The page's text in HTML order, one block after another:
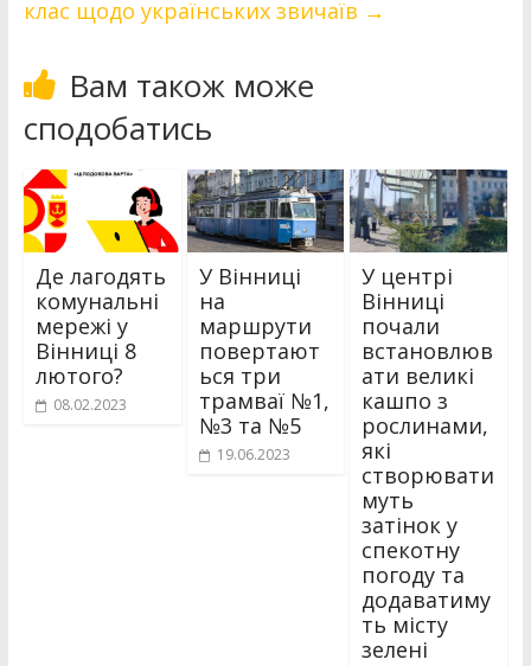
клас щодо українських звичаїв →
Вам також може
сподобатись
Де лагодять
комунальні
мережі у
Вінниці 8
лютого?
08.02.2023
У Вінниці
на
маршрути
повертают
ься три
трамваї №1,
№3 та №5
19.06.2023
У центрі
Вінниці
почали
встановлюв
ати великі
кашпо з
рослинами,
які
створювати
муть
затінок у
спекотну
погоду та
додаватиму
ть місту
зелені